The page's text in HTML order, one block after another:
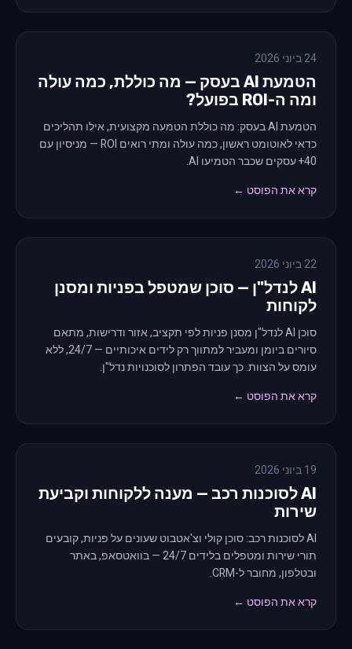
24 ביוני 2026
הטמעת AI בעסק — מה כוללת, כמה עולה
ומה ה-ROI בפועל?
הטמעת AI בעסק: מה כוללת הטמעה מקצועית, אילו תהליכים
כדאי לאוטומט ראשון, כמה עולה ומתי רואים ROI — מניסיון עם
40+ עסקים שכבר הטמיעו AI.
קרא את הפוסט ←
22 ביוני 2026
AI לנדל"ן — סוכן שמטפל בפניות ומסנן
לקוחות
סוכן AI לנדל"ן מסנן פניות לפי תקציב, אזור ודרישות, מתאם
סיורים ביומן ומעביר למתווך רק לידים איכותיים — 24/7, ללא
עומס על הצוות. כך עובד הפתרון לסוכנויות נדל"ן.
קרא את הפוסט ←
19 ביוני 2026
AI לסוכנות רכב — מענה ללקוחות וקביעת
שירות
AI לסוכנות רכב: סוכן קולי וצ'אטבוט שעונים על פניות, קובעים
תורי שירות ומטפלים בלידים 24/7 — בוואטסאפ, באתר
ובטלפון, מחובר ל-CRM.
קרא את הפוסט ←